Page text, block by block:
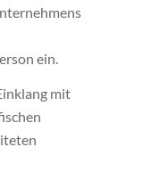
ein.
mit